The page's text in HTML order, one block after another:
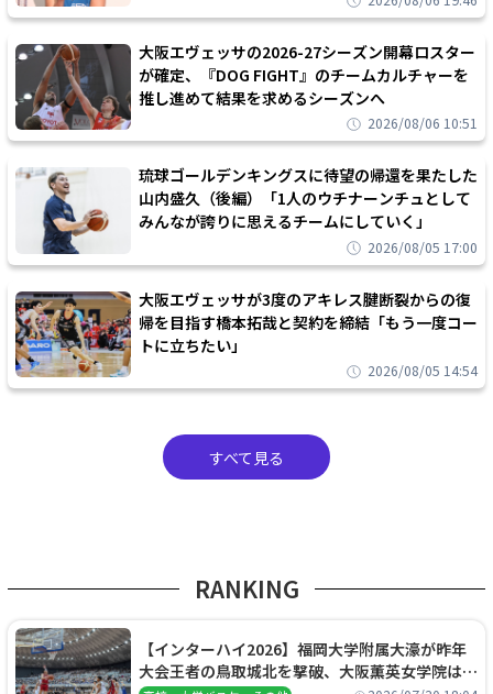
大阪エヴェッサの2026-27シーズン開幕ロスター
が確定、『DOG FIGHT』のチームカルチャーを
推し進めて結果を求めるシーズンへ
2026/08/06 10:51
琉球ゴールデンキングスに待望の帰還を果たした
山内盛久（後編）「1人のウチナーンチュとして
みんなが誇りに思えるチームにしていく」
2026/08/05 17:00
大阪エヴェッサが3度のアキレス腱断裂からの復
帰を目指す橋本拓哉と契約を締結「もう一度コー
トに立ちたい」
2026/08/05 14:54
すべて見る
RANKING
【インターハイ2026】福岡大学附属大濠が昨年
大会王者の鳥取城北を撃破、大阪薫英女学院は岐